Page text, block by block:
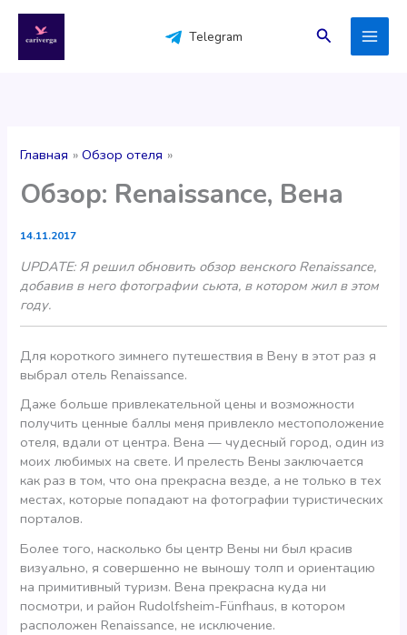
содержимому
Telegram Поиск
Главная Обзор отеля
Обзор: Renaissance, Вена
14.11.2017
UPDATE: Я решил обновить обзор венского Renaissance,
добавив в него фотографии сьюта, в котором жил в этом
году.
Для короткого зимнего путешествия в Вену в этот раз я
выбрал отель Renaissance.
Даже больше привлекательной цены и возможности
получить ценные баллы меня привлекло местоположение
отеля, вдали от центра. Вена — чудесный город, один из
моих любимых на свете. И прелесть Вены заключается
как раз в том, что она прекрасна везде, а не только в тех
местах, которые попадают на фотографии туристических
порталов.
Более того, насколько бы центр Вены ни был красив
визуально, я совершенно не выношу толп и ориентацию
на примитивный туризм. Вена прекрасна куда ни
посмотри, и район Rudolfsheim-Fünfhaus, в котором
расположен Renaissance, не исключение.